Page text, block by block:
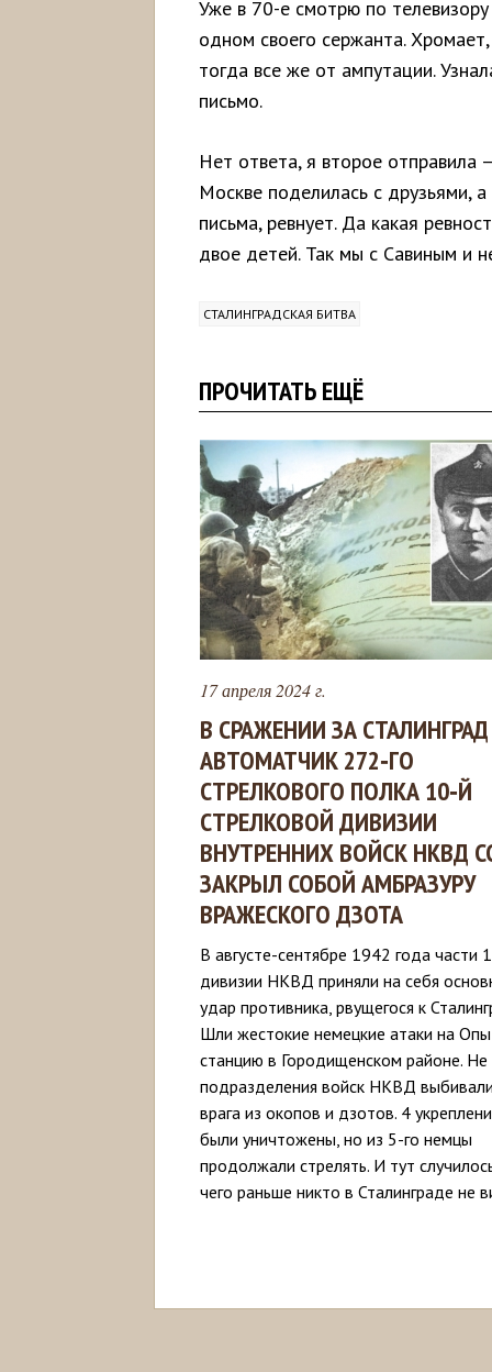
Уже в 70-е смотрю по
одном своего сержанта.
тогда все же от ампутации.
письмо.
Нет ответа, я второе
Москве поделилась с друзьями,
письма, ревнует. Да какая
двое детей. Так мы с Савиным и
СТАЛИНГРАДСКАЯ БИТВА
ПРОЧИТАТЬ ЕЩЁ
17 апреля 2024 г.
В СРАЖЕНИИ ЗА СТАЛИНГРАД
АВТОМАТЧИК 272‑ГО
СТРЕЛКОВОГО ПОЛКА 10‑Й
СТРЕЛКОВОЙ ДИВИЗИИ
ВНУТРЕННИХ ВОЙСК НКВД
ЗАКРЫЛ СОБОЙ АМБРАЗУРУ
ВРАЖЕСКОГО ДЗОТА
В августе-сентябре 1942 года части
дивизии НКВД приняли на себя
удар противника, рвущегося к
Шли жестокие немецкие атаки на
станцию в Городищенском районе. Не
подразделения войск НКВД
врага из окопов и дзотов. 4
были уничтожены, но из 5-го немцы
продолжали стрелять. И тут
чего раньше никто в Сталинграде не